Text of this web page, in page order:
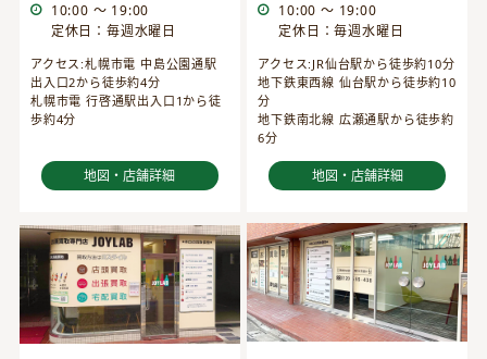
10:00 ～ 19:00
定休日：毎週水曜日
アクセス:札幌市電 中島公園通駅
出入口2から徒歩約4分
札幌市電 行啓通駅出入口1から徒
歩約4分
地図・店舗詳細
10:00 ～ 19:00
定休日：毎週水曜日
アクセス:JR仙台駅から徒歩約10分
地下鉄東西線 仙台駅から徒歩約10
分
地下鉄南北線 広瀬通駅から徒歩約
6分
地図・店舗詳細